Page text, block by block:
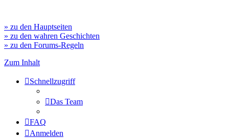
» zu den Hauptseiten
» zu den wahren Geschichten
» zu den Forums-Regeln
Zum Inhalt
Schnellzugriff
Das Team
FAQ
Anmelden